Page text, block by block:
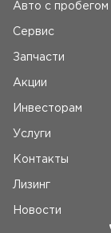
Авто c пробегом
Сервис
Запчасти
Акции
Инвесторам
Услуги
Контакты
Лизинг
Новости